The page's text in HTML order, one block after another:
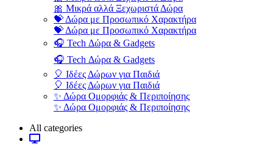
🎀 Μικρά αλλά Ξεχωριστά Δώρα
💝 Δώρα με Προσωπικό Χαρακτήρα
💝 Δώρα με Προσωπικό Χαρακτήρα
🎧 Tech Δώρα & Gadgets
🎧 Tech Δώρα & Gadgets
🎈 Ιδέες Δώρων για Παιδιά
🎈 Ιδέες Δώρων για Παιδιά
✨ Δώρα Ομορφιάς & Περιποίησης
✨ Δώρα Ομορφιάς & Περιποίησης
All categories